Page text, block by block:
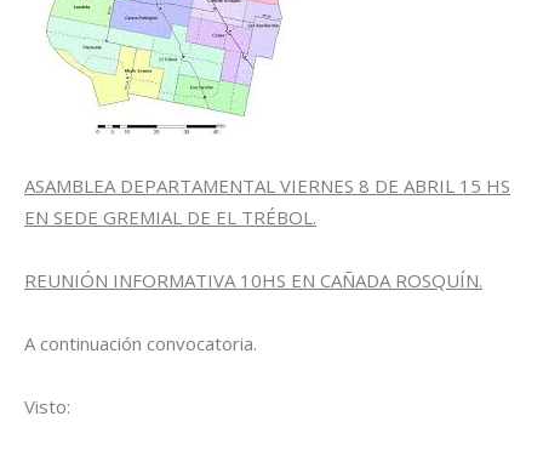
ASAMBLEA DEPARTAMENTAL VIERNES 8 DE ABRIL 15 HS
EN SEDE GREMIAL DE EL TRÉBOL.
REUNIÓN INFORMATIVA 10HS EN CAÑADA ROSQUÍN.
A continuación convocatoria.
Visto: